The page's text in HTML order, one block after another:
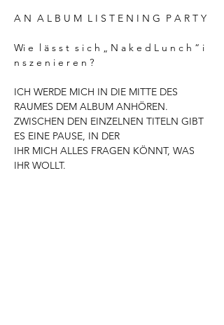
A N  A L B U M  L I S T E N I N G  P A R T Y
Wi e  l ä s s t  s i c h „ N a k e d L u n c h “ i
n s z e n i e r e n ?
ICH WERDE MICH IN DIE MITTE DES
RAUMES DEM ALBUM ANHÖREN.
ZWISCHEN DEN EINZELNEN TITELN GIBT
ES EINE PAUSE, IN DER
IHR MICH ALLES FRAGEN KÖNNT, WAS
IHR WOLLT.